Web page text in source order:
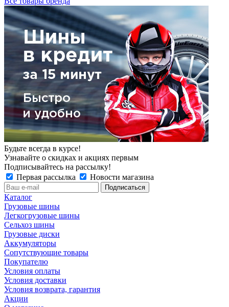
Будьте всегда в курсе!
Узнавайте о скидках и акциях первым
Подписывайтесь на рассылку!
Первая рассылка
Новости магазина
Каталог
Грузовые шины
Легкогрузовые шины
Сельхоз шины
Грузовые диски
Аккумуляторы
Сопутствующие товары
Покупателю
Условия оплаты
Условия доставки
Условия возврата, гарантия
Акции